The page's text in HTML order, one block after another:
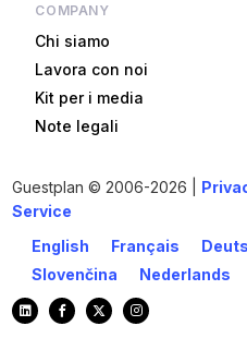
COMPANY
Chi siamo
Lavora con noi
Kit per i media
Note legali
Guestplan © 2006-2026 |
Service
English
Français
Slovenčina
Nederlands